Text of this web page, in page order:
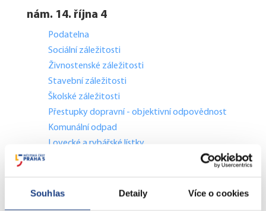
Souhlas Detaily Více o cookies
nám. 14. října 4
Podatelna
Sociální záležitosti
Živnostenské záležitosti
Stavební záležitosti
Školské záležitosti
Přestupky dopravní - objektivní odpovědnost
Komunální odpad
Lovecké a rybářské lístky
Doprava - přestupky na komunikacích